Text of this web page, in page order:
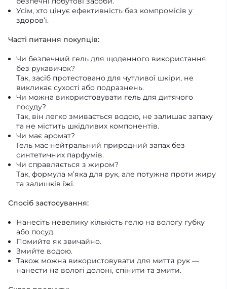
Усім, хто цінує ефективність без компромісів у
здоров’ї.
Часті питання покупців:
Чи безпечний гель для щоденного використання
без рукавичок?
Так, засіб протестовано для чутливої шкіри, не
викликає сухості або подразнень.
Чи можна використовувати гель для дитячого
посуду?
Так, він легко змивається водою, не залишає запаху
та не містить шкідливих компонентів.
Чи має аромат?
Гель має нейтральний природний запах без
синтетичних парфумів.
Чи справляється з жиром?
Так, формула м’яка для рук, але потужна проти жиру
та залишків їжі.
Спосіб застосування:
Нанесіть невелику кількість гелю на вологу губку
або посуд.
Помийте як звичайно.
Змийте водою.
Також можна використовувати для миття рук —
нанести на вологі долоні, спінити та змити.